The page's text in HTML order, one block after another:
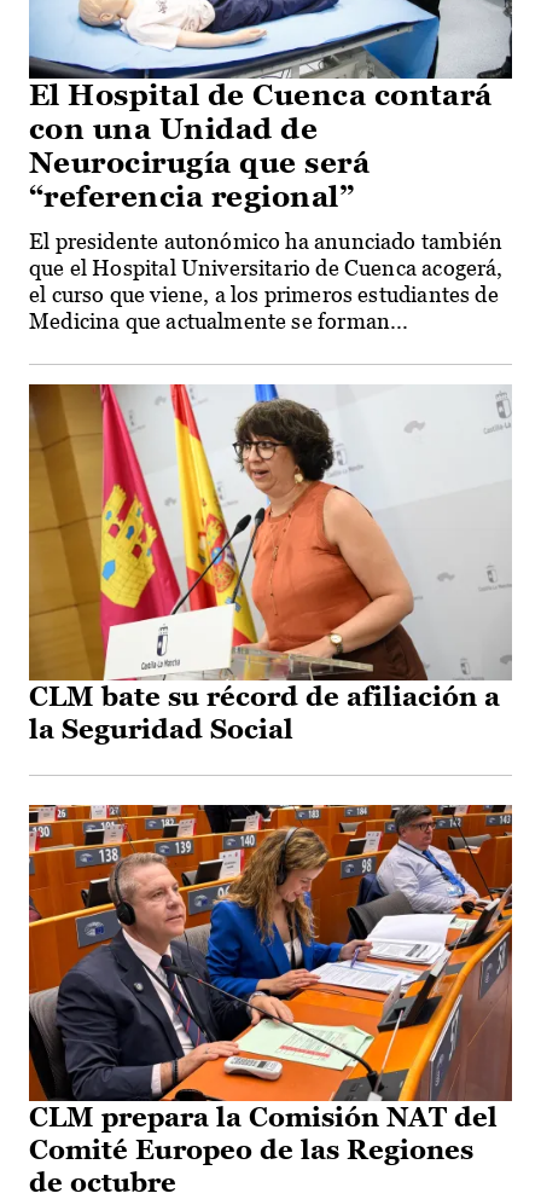
El Hospital de Cuenca contará
con una Unidad de
Neurocirugía que será
“referencia regional”
El presidente autonómico ha anunciado también
que el Hospital Universitario de Cuenca acogerá,
el curso que viene, a los primeros estudiantes de
Medicina que actualmente se forman...
CLM bate su récord de afiliación a
la Seguridad Social
CLM prepara la Comisión NAT del
Comité Europeo de las Regiones
de octubre